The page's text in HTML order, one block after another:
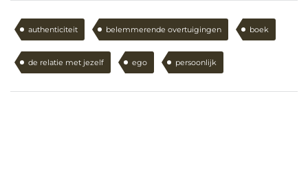
authenticiteit belemmerende overtuigingen boek
de relatie met jezelf ego persoonlijk